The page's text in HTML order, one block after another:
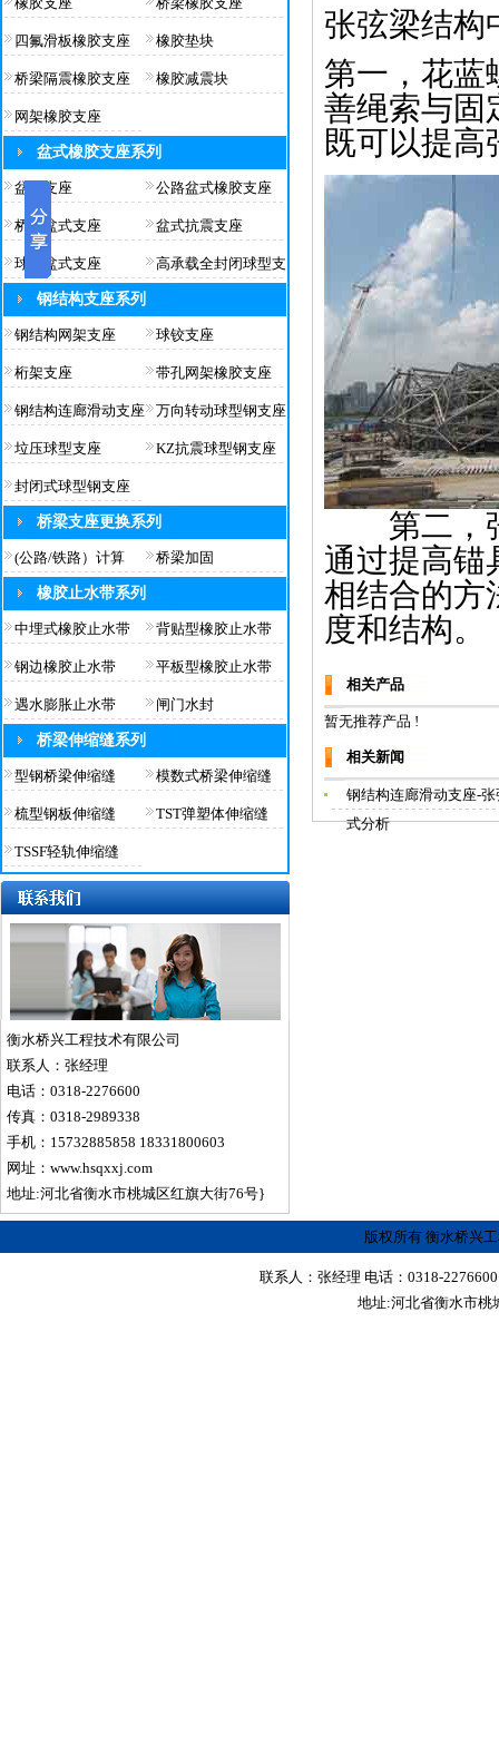
四氟滑板橡胶支座 橡胶垫块
桥梁隔震橡胶支座 橡胶减震块
网架橡胶支座
盆式橡胶支座系列
盆式支座 公路盆式橡胶支座
桥梁盆式支座 盆式抗震支座
球型盆式支座 高承载全封闭球型支
钢结构支座系列
钢结构网架支座 球铰支座
桁架支座 带孔网架橡胶支座
钢结构连廊滑动支座 万向转动球型钢支座
垃压球型支座 KZ抗震球型钢支座
封闭式球型钢支座
桥梁支座更换系列
(公路/铁路）计算 桥梁加固
橡胶止水带系列
中埋式橡胶止水带 背贴型橡胶止水带
钢边橡胶止水带 平板型橡胶止水带
遇水膨胀止水带 闸门水封
桥梁伸缩缝系列
型钢桥梁伸缩缝 模数式桥梁伸缩缝
梳型钢板伸缩缝 TST弹塑体伸缩缝
TSSF轻轨伸缩缝
衡水桥兴工程技术有限公司
联系人：张经理
电话：0318-2276600
传真：0318-2989338
手机：15732885858 18331800603
网址：www.hsqxxj.com
地址:河北省衡水市桃城区红旗大街76号}
张弦梁结构
第一，花蓝
善绳索与固
既可以提高
第二，张
通过提高锚
相结合的方
度和结构
相关产品
暂无推荐产品 !
相关新闻
钢结构连廊滑动支座-
式分析
版权所有 衡水桥兴
联系人：张经理 电话：0318-
地址:河北省衡水市桃